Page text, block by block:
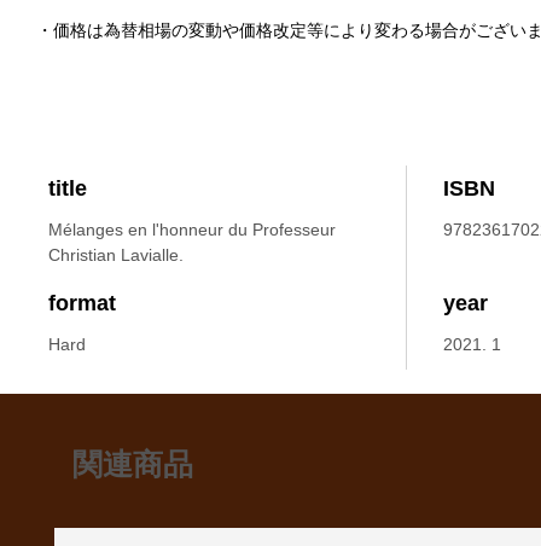
title
Mélanges en l'honneur du Professeur
Christian Lavialle.
ISBN
format
Hard
year
2021. 1
・価格は為替相場の変動や価格改定等により変わる場合がござい
関連商品